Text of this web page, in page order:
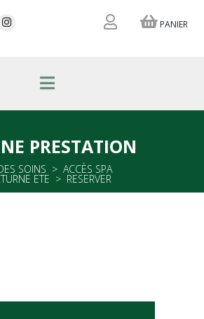
PANIER
PRESTATION
SOINS ACCÈS SPA
ETE RESERVER